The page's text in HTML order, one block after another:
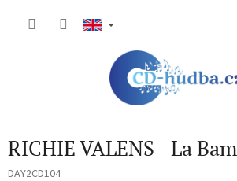
RICHIE VALENS - La
DAY2CD104